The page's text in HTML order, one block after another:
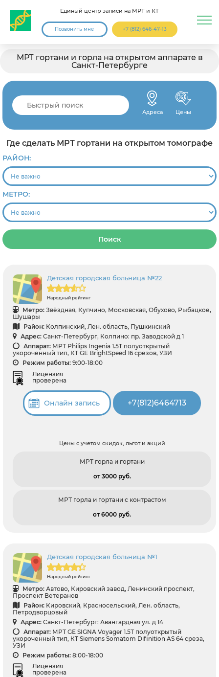
Единый центр записи на МРТ и КТ
Позвонить мне +7 (812) 646-47-13
МРТ гортани и горла на открытом аппарате в
Санкт-Петербурге
Адреса Цены
Где сделать МРТ гортани на открытом томографе
РАЙОН:
МЕТРО:
Поиск
Детская городская больница №22
Народный рейтинг
Метро: Звёздная, Купчино, Московская, Обухово, Рыбацкое,
Шушары
Район: Колпинский, Лен. область, Пушкинский
Адрес: Санкт-Петербург, Колпино: пр. Заводской д 1
Аппарат: МРТ Philips Ingenia 1.5T полуоткрытый
укороченный тип, КТ GЕ BrightSpeed 16 срезов, УЗИ
Режим работы: 9:00-18:00
Лицензия
проверена
Онлайн запись +7(812)6464713
Цены с учетом скидок, льгот и акций
МРТ горла и гортани
от 3000 pуб.
МРТ горла и гортани с контрастом
от 6000 pуб.
Детская городская больница №1
Народный рейтинг
Метро: Автово, Кировский завод, Ленинский проспект,
Проспект Ветеранов
Район: Кировский, Красносельский, Лен. область,
Петродворцовый
Адрес: Санкт-Петербург: Авангардная ул. д 14
Аппарат: МРТ GЕ SIGNA Voyager 1.5Т полуоткрытый
укороченный тип, КТ Siemens Somatom Difinition AS 64 среза,
УЗИ
Режим работы: 8:00-18:00
Лицензия
проверена